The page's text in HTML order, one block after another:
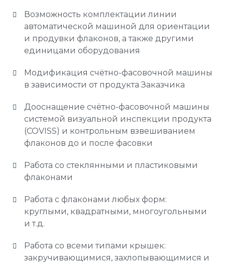
Возможность комплектации линии
автоматической машиной для ориентации
и продувки флаконов, а также другими
единицами оборудования
Модификация счётно-фасовочной машины
в зависимости от продукта Заказчика
Дооснащение счётно-фасовочной машины
системой визуальной инспекции продукта
(COVISS) и контрольным взвешиванием
флаконов до и после фасовки
Работа со стеклянными и пластиковыми
флаконами
Работа с флаконами любых форм:
круглыми, квадратными, многоугольными
и т.д.
Работа со всеми типами крышек:
закручивающимися, захлопывающимися и